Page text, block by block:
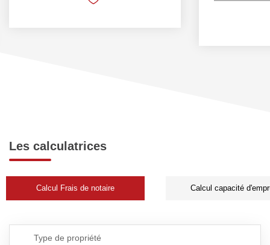
Les calculatrices
Calcul Frais de notaire Calcul capacité